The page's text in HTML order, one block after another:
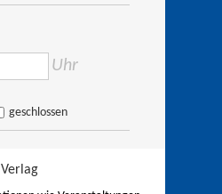
Uhr
geschlossen